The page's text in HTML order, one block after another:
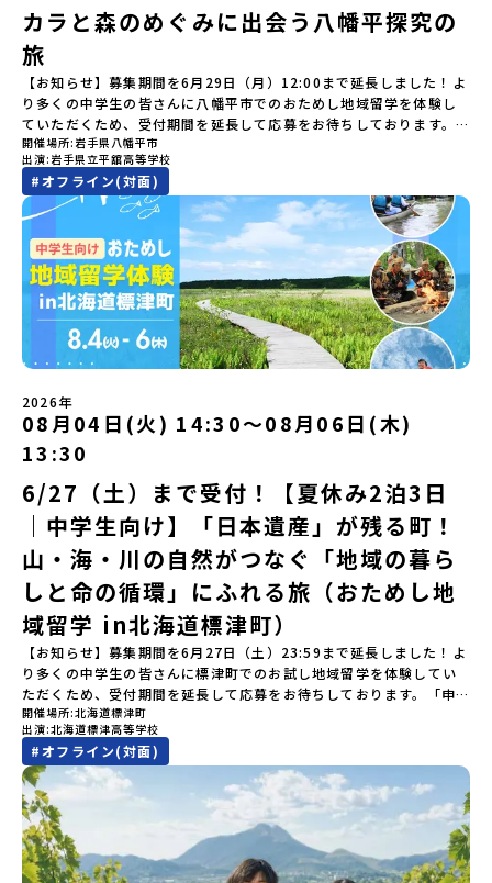
ある若者にあふれる持続可能な地域・社会をつくる」というビジョ
ンを掲げ、2017年3月に島根県に設立した教育事業団体です。日本
全国約200の高校と連携しながら、中学卒業後に地域の枠を越えて生
徒一人ひとりの夢や価値観に合った地域・学校で1〜3年間過ごすこ
とができるシステム「地域みらい留学」をはじめとした、教育事業
や地域活性モデルをつくり続けています。名 称：一般財団法人地
域・教育魅力化プラットフォーム設 立：2017年3月代表者：岩本
悠所在地：〒690-0842 島根県松江市東本町二丁目25-6 みらい
BASE2階 その他所在地公式HP：http://c-platform.or.jp/お問い
合わせ先担当：小川・小原E-mail：info@miratabi.jp「おためし
地域留学体験」のプログラム開催情報を公式LINEにて配信中！ぜひ
ご登録ください♪地域みらい留学公式LINE
うえで、「平取町では具体的に何をするの？」「どんな町なの？」
という疑問にお答えする説明会です。平取町ならではの豊かな文化
や、2泊3日のプログラムの中身をたっぷりとお伝えします。日
時： 5月7日(木) 19：00〜19：40内 容： 平取町ってどんなとこ
ろ？、プログラム詳細解説、質疑応答お申し込み：https://c-
mirai.jp/events/002112どちらの説明会でも、お気軽にどうぞ！
「はじめての一人旅だけど大丈夫？」「どんな体験ができるの？」
そんな保護者様の不安や、中学生のみなさんの素朴な疑問にスタッ
フが直接お答えします。チャットでの質問も可能ですので、ぜひご
自宅からリラックスしてご参加ください。▼お申し込み前に必ずご
確認ください・参加規約への同意プログラムへの参加申し込みいた
だく前に、「お申し込みに関する各規約」への同意が必須となりま
す。ご確認ください。・抽選による参加者決定についてお申込みい
ただいた方の中から抽選の上、締め切り日から1週間を目途に、お申
し込み時に記入いただいたメールアドレス宛に「当選／落選メー
ル」をお送りいたします。当選者は、メールに記載された「当選確
認フォーム」に３日以内に回答いただき、確認フォームの提出をも
にご回答いただけない場合は、当選を取り消しとさせていただきま
す。当選取り消しがあった場合は、繰り上げ当選者へご連絡させて
いただきます。登録メールアドレスの変更をご希望の場合は下記の
地域みらい留学公式LINEよりご連絡をお願いします。※受信制限設
定をしていると、通知メールをお受け取りいただけません。その場
合は、「@miratabi.jp」からのメールを受信できるよう設定をお願
いいたします。※結果に関する個別のお問合せにはお答えしており
ませんので、ご了承ください。・お申し込みについてお申込はお一
人様1回限りです。PC・スマートフォンからお申込ください。申込
後の内容変更はできません。お申込時は、メールアドレスの入力間
違いにご注意ください。・宿泊について１室に複数(同性2～4名程
度)で宿泊いただく予定です。・食事アレルギー対応について個別の
詳細なアレルギー対応希望にはお応えしかねる場合がございます。
対応が必要な場合は必ず事前にご相談ください。・参加取消や急遽
参加できなくなった場合について参加決定後の参加お取り消しはご
遠慮下さい。やむを得ないお取り消しの場合はお早めに事務局まで
ご連絡ください。・キャンセルポリシーやむを得ない参加お取り消
しの場合、以下のルールに沿って対応させていただきます。ご了承
ください。プログラム開催日の前日＜7月17日＞から、【キャンセル
のご連絡日：お支払いいただく旅行代金】・21日目にあたる日以
前：無料・20日目-8日目：20％・7日目-2日目：30％・プログラム
開始日の前日：40％・プログラム開始日当日：50％・ご連絡無しで
の不参加またはプログラム開始後の解除：100％・催行中止について
天候などの状況等によって開催を見合わせる可能性があります。そ
れ合おう「ランチ/お土産タイム」（PM） 14：00頃プログラム終
了-とかち帯広空港には15：00頃に到着予定です。※天候の状況や参
加人数によってプログラムを変更する場合がございます。参加概要
【開催場所】北海道大樹町（たいきちょう）【実施日程】7月28日
(火)〜 7月30日(木)※参加が確定した方には6月19日(金) 18：30～
20：00に「参加者向け事前オンライン研修」をご案内する予定で
す。必ず参加をお願いします。【集合場所・時間】7月28日(火)
13：00 とかち帯広空港※13：00までにとかち帯広空港に到着する
便で手配ください。【解散場所・時間】7月30日(木) 15：00頃 とか
ち帯広空港※16：00以降にとかち帯広空港を出発する便で手配くだ
さい。【対象】中学2年生、中学3年生【宿泊先】大樹町ワーキング
ステイ住宅※1室に複数(同性2～4名程度)で宿泊いただく予定です。
【旅行代金】無料※旅行代金に含まれる費用のうち、以下の内容が
無料となります：・宿泊費（2泊分）・プログラム内のアクティビテ
ィ・体験費用・一部の食事代*以下の費用は参加者のご負担となりま
す・集合場所までの往復交通費・お土産代や自由時間の個人飲食費
などの個人的費用【募集人数】最大10名（お申し込み多数の場合は
抽選の上決定）【参加者決定】お申し込み多数の場合は、締め切り
間】申込期間が延長になりました！5月7日(木)12：00 から 6月4日
(木) 12：00まで疑問も不安もワクワクに変える！「おためし地域留
学」ステップアップ説明会プログラムの内容を詳しく知りたい方
や、お申し込みを迷われている方向けにZoomでのオンライン配信
を行います。知りたい情報のレベルに合わせて、以下の2つのステッ
プをご活用ください。【STEP 1】全体オンライン説明会（アーカイ
ブ動画を公開中！）〜まずは「おためし地域留学」を知りたい方
へ〜日本全国20以上の地域から選んで参加できる「おためし地域留
学」の全体像や魅力について、説明会を開催しました。中学生一人
での参加にあたり、保護者様が特に気になる「安全面」や「事務局
のサポート体制」についても詳しく解説しています。ぜひ、ご自宅
からお気軽にご視聴ください。🎬 [アーカイブ動画を視聴す
る]YouTube：https://youtu.be/Yt8nd04aNgA?
si=e5erbspvwz5O8_uF 【STEP 2】大樹町プログラム説明会〜
「大樹町」の内容を具体的に深掘りしたい方へ〜全体説明を聞いた
うえで、「大樹町では具体的に何をするの？」「どんな町なの？」
という疑問にお答えする説明会です。大樹町ならではの豊かな文化
や、2泊3日のプログラムの中身をたっぷりとお伝えします。日
時： 5月13日(水) 19：00〜19：40内 容： 大樹町ってどんなとこ
ろ？プログラム詳細解説、質疑応答お申し込み：https://c-
mirai.jp/events/002112お気軽にどうぞ！「はじめての一人旅だ
けど大丈夫？」「どんな体験ができるの？」そんな保護者様の不安
や、中学生のみなさんの素朴な疑問にスタッフが直接お答えしま
でモノをつくる時間を体験。金属を削ったり、電気を組んだり、木
で形をつくったり。プロの機械にさわれる高校で&quot;自分の手
&quot;でモノづくりにチャレンジ。夜には自分だけの「竹灯籠（た
けとうろう）」を作って灯りをともします。真っ青な海に思いっき
りダイブしたり、全国から集まった仲間や地元の高校生、地域の方
たちとワイワイBBQや夕ごはんづくりは一生の思い出になるはず！
ちょっとドキドキするけど、楽しい！に出会う3日間。熱気あふれる
出水市の冒険に飛び込んでみませんか？体験のおすすめポイント体
験プログラム内容（予定）＜1日目＞（PM）「オリエンテーショ
ン・自己紹介ワーク」「みんなで海遊び！」 -心をほぐして、出水
に飛び込む！海を満喫しよう！「みんなで夕食」「1日目の振り返り
会」＜2日目＞（AM）「出水工業高校のオープンスクールに参
加」 -高校見学 -授業体験（PM）「学校のことを深く知る・もの
づくりにチャレンジ！」 -各学科を実際に体験する -ものづくり
にチャレンジ -竹灯籠づくりを創って灯りをともす「みんなで
BBQ」「2日目の振り返り会」＜3日目＞（AM）「3日間の振り返り
ワーク」 -みんなで振り返り対話（PM） 13:00頃 解散（出水駅）
※天候の状況や参加人数によってプログラムを変更する場合がござ
（月）〜 8月5日（水）※参加が確定した方には7月7日(火) 18:30-
20:00に「参加者向け事前オンライン会」をご案内する予定です。必
ず参加をお願いします。【集合場所・時間】出水駅 8月3日(月)
13:30 集合【解散場所・時間】出水駅 8月5日(水) 12:00 解散【対
象】中学生2～3年生【宿泊先】現在調整中※1室に複数名(同性)で宿
泊いただく予定です。【旅行代金】無料※旅行代金に含まれる費用
のうち、以下の内容が無料となります：・宿泊費（2泊分）・プログ
ラム内のアクティビティ・体験費用・一部の食事代*以下の費用は参
加者のご負担となります・集合場所までの往復交通費・お土産代や
自由時間の個人飲食費などの個人的費用【募集人数】最大10名（お
申し込み多数の場合は抽選の上決定）【参加者決定】お申し込み多
数の場合は、締め切り後1週間を目途に当落結果をご連絡いたしま
す。【申し込み受付期間】6月1日(月)12：00 から 6月15日(月)
12：00まで疑問も不安もワクワクに変える！「おためし地域留学」
ステップアップ説明会プログラムの内容を詳しく知りたい方や、お
申し込みを迷われている方向けにZoomでのオンライン配信を行い
ます。知りたい情報のレベルに合わせて、以下の2つのステップをご
活用ください。【STEP 1】全体オンライン説明会（アーカイブ動画
を公開中！）〜まずは「おためし地域留学」を知りたい方へ〜日本
全国20以上の地域から選んで参加できる「おためし地域留学」の全
体像や魅力について、説明会を開催しました。中学生一人での参加
にあたり、保護者様が特に気になる「安全面」や「事務局のサポー
ト体制」についても詳しく解説しています。ぜひ、ご自宅からお気
カラと森のめぐみに出会う八幡平探究の
旅
【お知らせ】募集期間を6月29日（月）12:00まで延長しました！よ
り多くの中学生の皆さんに八幡平市でのおためし地域留学を体験し
ていただくため、受付期間を延長して応募をお待ちしております。
「申し込みのタイミングを逃してしまった」という方も、この機会
にぜひ一歩踏み出してみませんか？※都合により締め切りを早める
場合がございます。お早目にご応募ください！＜体験費・宿泊費が
無料＞緑があふれる大自然の町へ！世界でここでしかできない「自
然×アートの融合体験」や「自然クラフト」を楽しんでみません
か？「大自然や文化体験が好き！興味がある！」「その地域にしか
ない郷土料理を味わってみたい！」「地元以外の暮らしや文化が気
になる。いつか留学してみたい！」そんな中学生のみなさんにおす
すめ！「おためし地域留学体験」は、日本全国約200の高校と連携し
ながら地域の枠を超えて学校生活を送ることができる「地域みらい
留学」をプチ体験できるプログラムです。はじめてでも安心！現地
ではスタッフがしっかりとサポートいたします。今回のフィールド
は「岩手県八幡平市（はちまんたいし）」岩手県八幡平市（はちま
んたいし）は北西部にあり、秋田県との県境にある自然豊かな町で
す。町の約83％は「森林」！標高1,000mを超える山岳地帯や高原
もあり緑が豊かな大自然を感じることができ、新緑、山菜の春、花
の夏、紅葉の秋、スキーや樹氷の冬と四季ごとに美しい景色を見る
ことのできるユニークな町です。「十和田八幡平（とわだはちまん
たい）国立公園」では登山やトレッキング、「安比高原（あっぴこ
うげん）スキー場」は日本国内最大級のスキーリゾートとして有名
で、一年中自然アクティビティを楽しむことができます！そして八
幡平市にある「松川地熱発電所」は、日本で初めて「地球のチカラ
を電気に変えた」場所！八幡平の地下からわき出す蒸気をそのまま
電気に変える「地球・自然にやさしい最先端のエネルギー」を生み
出す挑戦をしてきた町です。今回のプログラムでは、この松川地熱
発電所から吹き出す地熱蒸気を使った「アート体験」をすることが
できます。世界でここだけ！地球のチカラを使った幻想的なグラデ
ーションのアートづくりをぜひ体験してみてください！さらに八幡
平市は自然（山）の恵みを生かした料理がとても美味しい地域で
す。みなさんの地元の味とは違う「岩手の郷土料理」を味わって楽
しんでください🎵今回はこの大自然や文化が魅力的な八幡平市で、
日本全国から集まる中学生や「平舘（たいらだて）高校」の高校生
と一緒にさまざまなアクティビティを体験していただきます。他に
はないスペシャルな魅力がギュッと詰まった岩手県八幡平市で五感
を使いながら、まちの魅力を一緒に探究してみませんか？地域と一
体になり「開拓者精神」を育む！「平舘（たいらだて）高校」と
開催場所 岩手県八幡平市
出演 岩手県立平舘高等学校
#オフライン(対面)
2026年
08月04日(火) 14:30〜08月06日(木)
13:30
6/27（土）まで受付！【夏休み2泊3日
｜中学生向け】「日本遺産」が残る町！
山・海・川の自然がつなぐ「地域の暮ら
しと命の循環」にふれる旅（おためし地
域留学 in北海道標津町）
【お知らせ】募集期間を6月27日（土）23:59まで延長しました！よ
り多くの中学生の皆さんに標津町でのお試し地域留学を体験してい
ただくため、受付期間を延長して応募をお待ちしております。「申
し込みのタイミングを逃してしまった」という方も、この機会にぜ
ひ一歩踏み出してみませんか？※都合により締め切りを早める場合
がございます。お早目にご応募ください！-------奨学金のお知らせ-
------＼返還不要・3年間最大72万／💡北海道の高校留学に【毎月2
万円】の給付型奨学金～夢に向かって一歩踏み出す、あなたの未来
を応援！～ 詳細・条件はこちらから-----------------------------
----＜体験費・宿泊費が無料！＞一万年前から続く自然と人の暮らし
が今も残る町！広大な自然と生き物とともに生きる豊かさに触れ、
開催場所 北海道標津町
出演 北海道標津高等学校
#オフライン(対面)